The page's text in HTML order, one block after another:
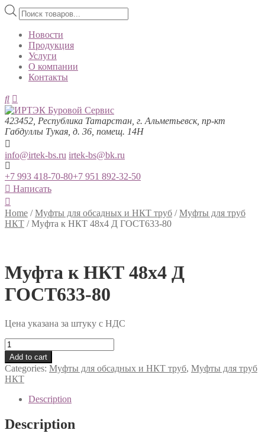
Поиск
товаров
Новости
Продукция
Услуги
О компании
Контакты
423452, Республика Татарстан, г. Альметьевск, пр-кт
Габдуллы Тукая, д. 36, помещ. 14Н
info@irtek-bs.ru irtek-bs@bk.ru
+7 993 418-70-80+7 951 892-32-50
Написать
Home /Муфты для обсадных и НКТ труб /Муфты для труб
НКТ /Муфта к НКТ 48х4 Д ГОСТ633-80
Муфта к НКТ 48х4 Д
ГОСТ633-80
Цена указана за штуку с НДС
Муфта
к
НКТ
48х4
Д
ГОСТ633-
quantity
Add to cart
Categories: Муфты для обсадных и НКТ труб, Муфты для труб
НКТ
Description
Description